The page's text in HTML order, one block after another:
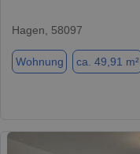
Hagen, 58097
Wohnung ca. 49,91 m²